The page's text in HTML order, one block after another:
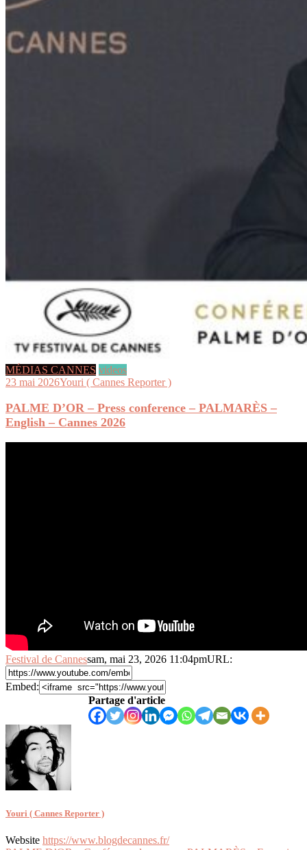
MÉDIAS CANNES videos
23 mai 2026Youri ( Cannes Reporter )
PALME D’OR – Press conference – PALMARÈS –
English – Cannes 2026
Festival de Cannessam, mai 23, 2026 11:04pmURL:
Embed:
Partage d'article
Youri ( Cannes Reporter )
Website https://www.blogdecannes.fr/